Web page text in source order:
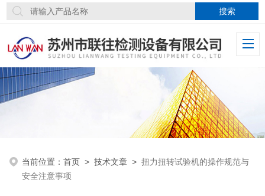
当前位置：首页 >技术文章 >扭力扭转试验机的操作规范与
安全注意事项